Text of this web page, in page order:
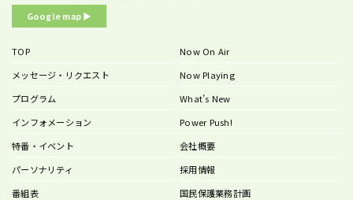
Google map ▶︎
TOP
メッセージ・リクエスト
プログラム
インフォメーション
特番・イベント
パーソナリティ
番組表
Now On Air
Now Playing
What’s New
Power Push!
会社概要
採用情報
国民保護業務計画